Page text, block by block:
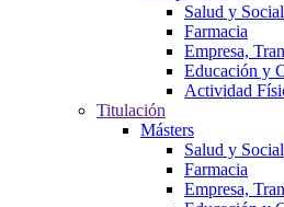
Salud y Social
Farmacia
Empresa,
Educación y
Actividad
Titulación
Másters
Salud y Social
Farmacia
Empresa,